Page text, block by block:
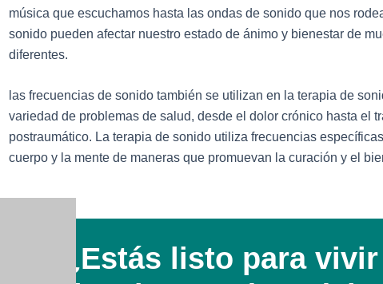
música que escuchamos hasta las ondas de sonido que nos
sonido pueden afectar nuestro estado de ánimo y bienestar de
diferentes.
las frecuencias de sonido también se utilizan en la terapia de
variedad de problemas de salud, desde el dolor crónico hasta el
postraumático. La terapia de sonido utiliza frecuencias
cuerpo y la mente de maneras que promuevan la curación y el
¿Estás listo para